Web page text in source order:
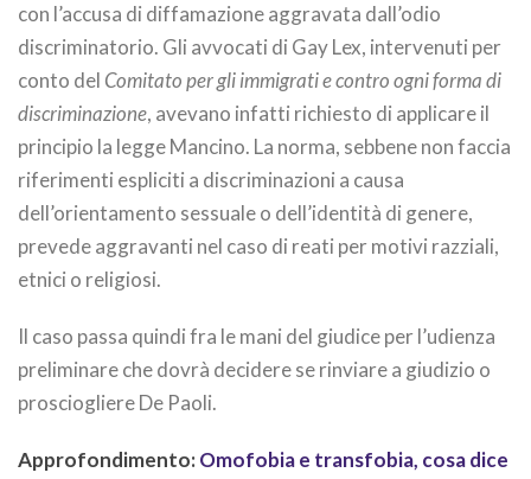
con l’accusa di diffamazione aggravata dall’odio
discriminatorio. Gli avvocati di Gay Lex, intervenuti per
conto del Comitato per gli immigrati e contro ogni forma di
discriminazione, avevano infatti richiesto di applicare il
principio la legge Mancino. La norma, sebbene non faccia
riferimenti espliciti a discriminazioni a causa
dell’orientamento sessuale o dell’identità di genere,
prevede aggravanti nel caso di reati per motivi razziali,
etnici o religiosi.
Il caso passa quindi fra le mani del giudice per l’udienza
preliminare che dovrà decidere se rinviare a giudizio o
prosciogliere De Paoli.
Approfondimento:Omofobia e transfobia, cosa dice